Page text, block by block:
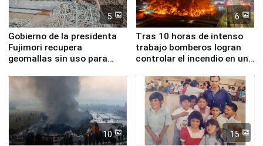
5
Gobierno de la presidenta
Fujimori recupera
geomallas sin uso para
Fenómeno El Niño
6
Tras 10 horas de intenso
trabajo bomberos logran
controlar el incendio en una
de Chile
10 15